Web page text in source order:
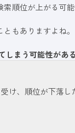
順位が上がる可能
もありますよね。
まう可能性があ
け、順位が下落